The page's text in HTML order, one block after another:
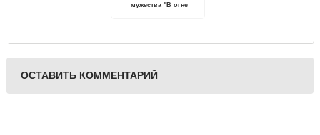
мужества "В огне
ОСТАВИТЬ КОММЕНТАРИЙ